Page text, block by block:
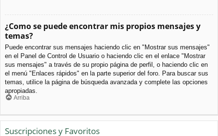
¿Como se puede encontrar mis propios mensajes y
temas?
Puede encontrar sus mensajes haciendo clic en "Mostrar sus mensajes"
en el Panel de Control de Usuario o haciendo clic en el enlace "Mostrar
sus mensajes" a través de su propio página de perfil, o haciendo clic en
el menú "Enlaces rápidos" en la parte superior del foro. Para buscar sus
temas, utilice la página de búsqueda avanzada y complete las opciones
apropiadas.
Arriba
Suscripciones y Favoritos